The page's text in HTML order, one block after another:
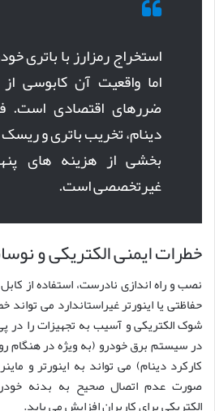
استخراج رمزارز با باتری
اما واقعیت آن کابوسی
ضررهای اقتصادی است.
دینام، تخریب باتری و
بخشی از هزینه های
غیرتخصصی است.
خطرات ایمنی الکتریکی و
نصب و راه اندازی نادرست، استفاده از
حفاظتی یا اینورتر غیراستاندارد می
شوک الکتریکی و آسیب به تجهیزات را در
در سیستم برق خودرو (به ویژه در هنگام
کارکرد دینام) می تواند به اینورتر و
صورت عدم اتصال صحیح به بدنه